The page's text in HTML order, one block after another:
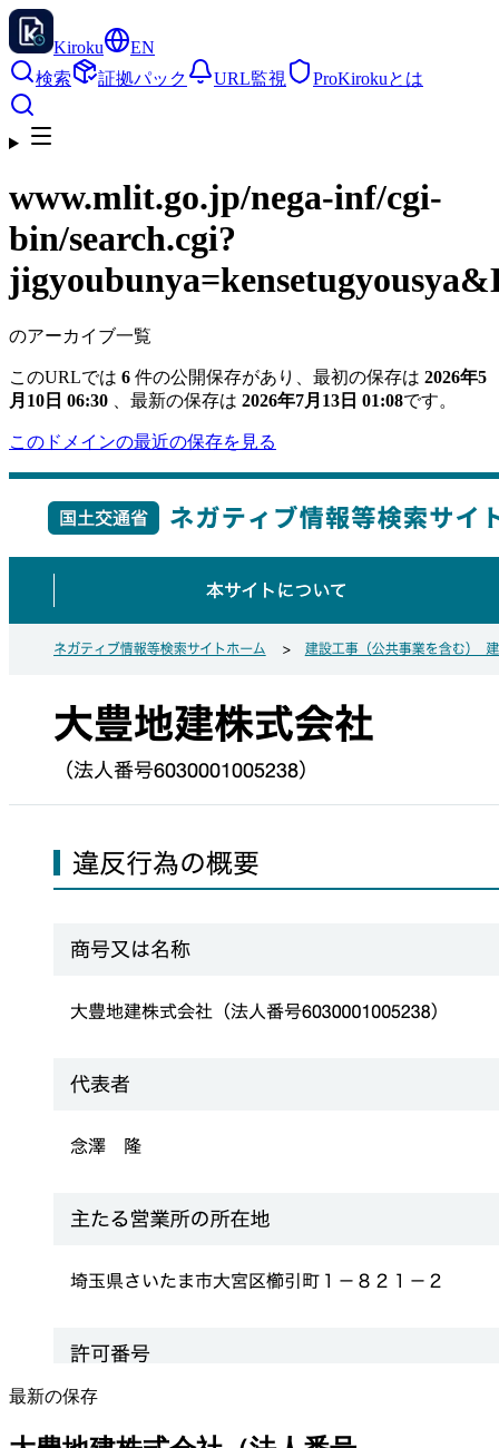
Kiroku
EN
検索
証拠パック URL監視 ProKirokuとは
www.mlit.go.jp/nega-inf/cgi-
bin/search.cgi?
のアーカイブ一覧
このURLでは 6 件の公開保存があり、最初の保存は 2026年5
月10日 06:30
、最新の保存は 2026年7月13日 01:08です。
このドメインの最近の保存を見る
最新の保存